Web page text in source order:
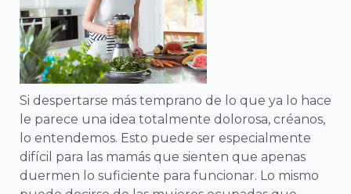
Si despertarse más temprano de lo que ya lo hace
le parece una idea totalmente dolorosa, créanos,
lo entendemos. Esto puede ser especialmente
difícil para las mamás que sienten que apenas
duermen lo suficiente para funcionar. Lo mismo